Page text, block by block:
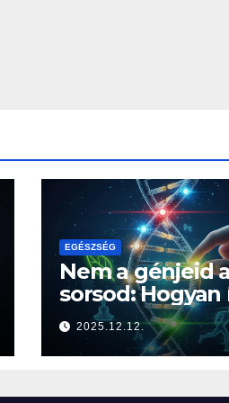
EGÉSZSÉG
Nem a génjeid
sorsod: Hogyan
felül az
az örökségedet?
2025.12.12.